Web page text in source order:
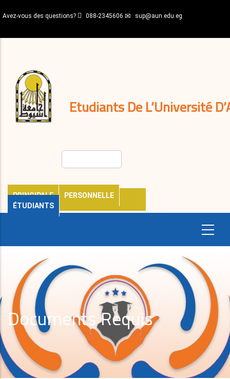
au
principal
Avez-vous des questions? 088-2345606 sup@aun.edu.eg
Etudiants De L’Université
PRINCIPALE
PERSONNELLE
ÉTUDIANTS
décisions
Expatriés
Journal
Documents Requis